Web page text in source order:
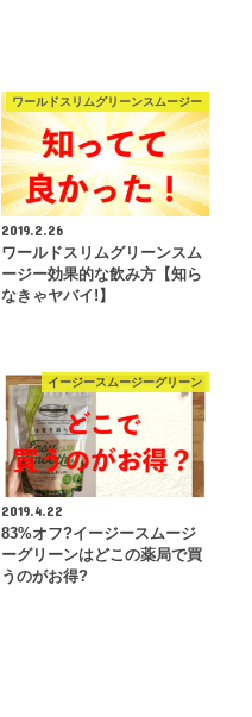
ワールドスリムグリーンスムージー
2019.2.26
ワールドスリムグリーンスム
ージー効果的な飲み方【知ら
なきゃヤバイ!】
イージースムージーグリーン
2019.4.22
83%オフ?イージースムージ
ーグリーンはどこの薬局で買
うのがお得?